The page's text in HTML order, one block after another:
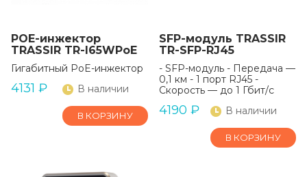
POE-инжектор
TRASSIR TR-I65WPoE
Гигабитный PoE-инжектор
4131 ₽ В наличии
В КОРЗИНУ
SFP-модуль TRASSIR
TR-SFP-RJ45
- SFP-модуль - Передача —
0,1 км - 1 порт RJ45 -
Скорость — до 1 Гбит/с
4190 ₽ В наличии
В КОРЗИНУ